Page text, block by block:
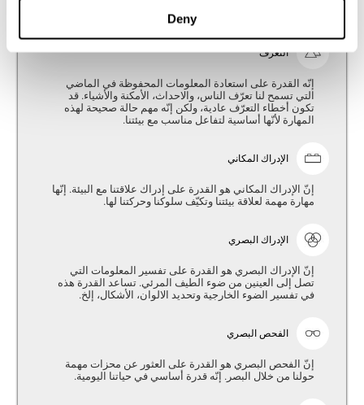
Deny
التعرف
إنّه القدرة على استعادة المعلومات المحفوظة في الماضي
التي تسمح لنا تعرّف الناس، والاحداث، الأمكنة والأشياء. قد
تكون أخطاء التعرّف عادية، ولكن إنّه مهم حالة صحيحة لهذه
المهارة لأنّها أساسية لتفاعل مناسب مع بيئتنا.
الإدراك المكاني
إنّ الإدراك المكاني هو القدرة على إدراك علاقتنا مع البيئة. إنّها
مهارة مهمة لعلاقة بيئتنا وتكيّف سلوكنا وحركتنا لها.
الإدراك البصري
إنّ الإدراك البصري هو القدرة على تفسير المعلومات التي
تصل إلى العينين من ضوء الطيف المرئي. تساعد القدرة هذه
في تفسير الضوء الخارجية وتحديد الالوان، الأشكال، إلخ.
الفحص البصري
إنّ الفحص البصري هو القدرة على العثور عن محزات مهمة
حولنا من خلال البصر. إنّه قدرة أساسي في حياتنا اليومية.